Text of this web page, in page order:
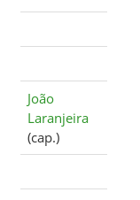
João
Laranjeira
(cap.)